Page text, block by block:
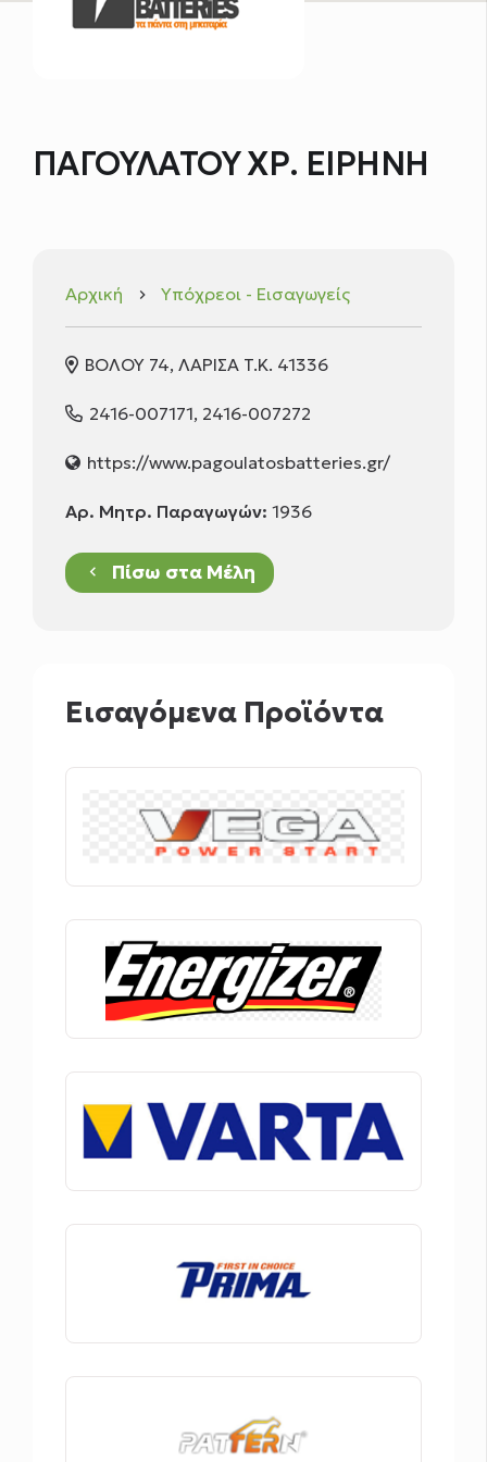
ΠΑΓΟΥΛΑΤΟΥ ΧΡ. ΕΙΡΗΝΗ
Αρχική keyboard_arrow_right Υπόχρεοι - Εισαγωγείς
ΒΟΛΟΥ 74, ΛΑΡΙΣΑ T.K. 41336
2416-007171, 2416-007272
https://www.pagoulatosbatteries.gr/
Αρ. Μητρ. Παραγωγών: 1936
keyboard_arrow_left Πίσω στα Μέλη
Εισαγόμενα Προϊόντα